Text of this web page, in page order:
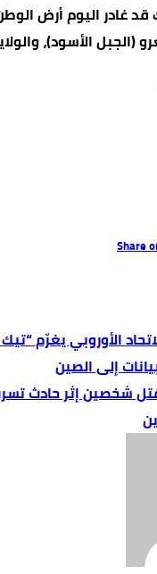
قد غادر اليوم أرض
(الجبل الأسود)،
Share
إلى الصين
شخصين إثر حادث